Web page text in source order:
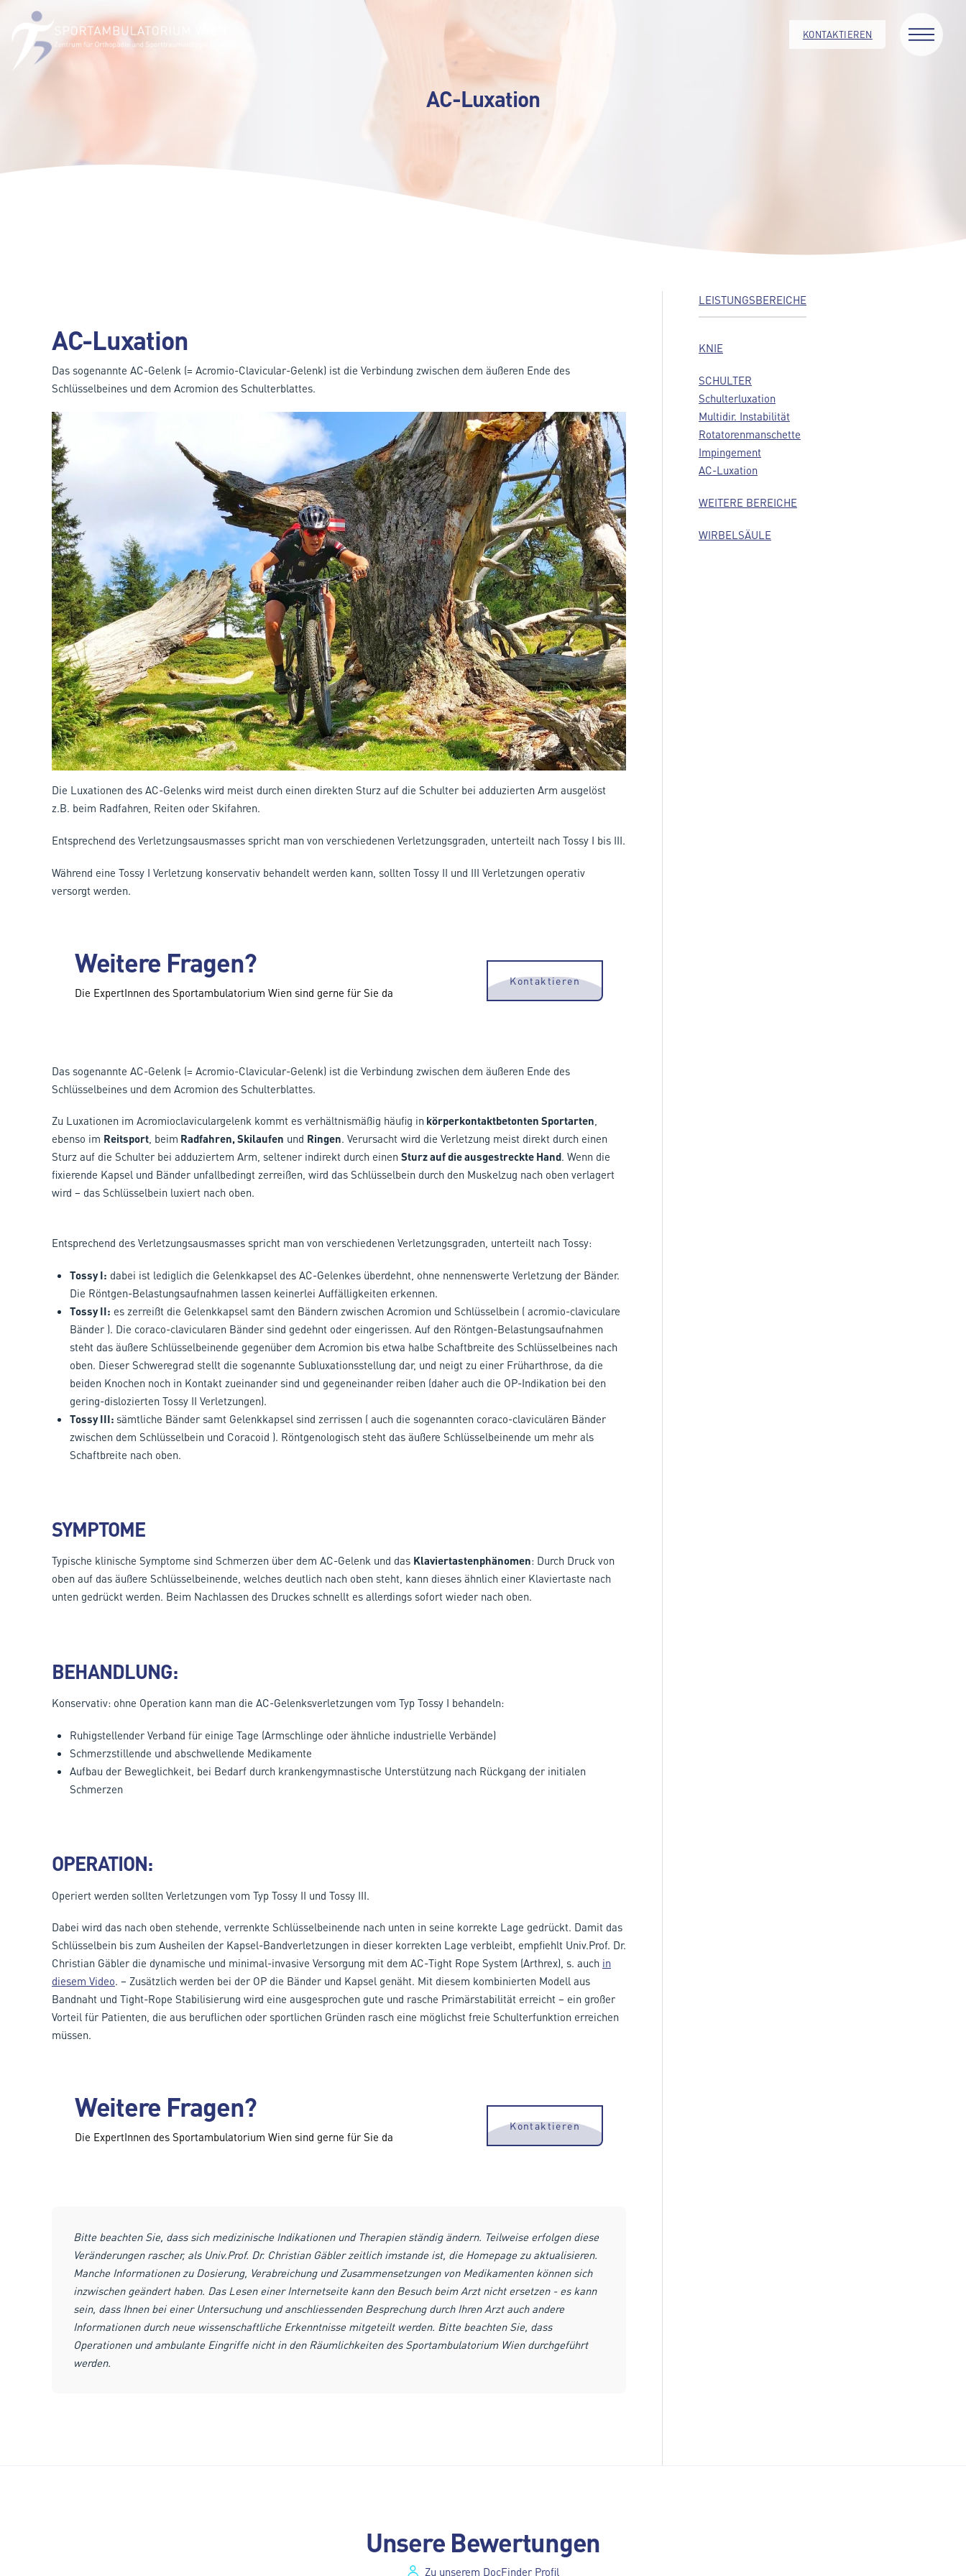
KONTAKTIEREN
AC-Luxation
AC-Luxation
Das sogenannte AC-Gelenk (= Acromio-Clavicular-Gelenk) ist die Verbindung zwischen dem äußeren Ende des
Schlüsselbeines und dem Acromion des Schulterblattes.
Die Luxationen des AC-Gelenks wird meist durch einen direkten Sturz auf die Schulter bei adduzierten Arm ausgelöst
z.B. beim Radfahren, Reiten oder Skifahren.
Entsprechend des Verletzungsausmasses spricht man von verschiedenen Verletzungsgraden, unterteilt nach Tossy I bis III.
Während eine Tossy I Verletzung konservativ behandelt werden kann, sollten Tossy II und III Verletzungen operativ
versorgt werden.
Weitere Fragen?
Die ExpertInnen des Sportambulatorium Wien sind gerne für Sie da
Kontaktieren
Das sogenannte AC-Gelenk (= Acromio-Clavicular-Gelenk) ist die Verbindung zwischen dem äußeren Ende des
Schlüsselbeines und dem Acromion des Schulterblattes.
Zu Luxationen im Acromioclaviculargelenk kommt es verhältnismäßig häufig in körperkontaktbetonten Sportarten,
ebenso im Reitsport, beim Radfahren, Skilaufen und Ringen. Verursacht wird die Verletzung meist direkt durch einen
Sturz auf die Schulter bei adduziertem Arm, seltener indirekt durch einen Sturz auf die ausgestreckte Hand. Wenn die
fixierende Kapsel und Bänder unfallbedingt zerreißen, wird das Schlüsselbein durch den Muskelzug nach oben verlagert
wird – das Schlüsselbein luxiert nach oben.
Entsprechend des Verletzungsausmasses spricht man von verschiedenen Verletzungsgraden, unterteilt nach Tossy:
Tossy I: dabei ist lediglich die Gelenkkapsel des AC-Gelenkes überdehnt, ohne nennenswerte Verletzung der Bänder.
Die Röntgen-Belastungsaufnahmen lassen keinerlei Auffälligkeiten erkennen.
Tossy II: es zerreißt die Gelenkkapsel samt den Bändern zwischen Acromion und Schlüsselbein ( acromio-claviculare
Bänder ). Die coraco-clavicularen Bänder sind gedehnt oder eingerissen. Auf den Röntgen-Belastungsaufnahmen
steht das äußere Schlüsselbeinende gegenüber dem Acromion bis etwa halbe Schaftbreite des Schlüsselbeines nach
oben. Dieser Schweregrad stellt die sogenannte Subluxationsstellung dar, und neigt zu einer Früharthrose, da die
beiden Knochen noch in Kontakt zueinander sind und gegeneinander reiben (daher auch die OP-Indikation bei den
gering-dislozierten Tossy II Verletzungen).
Tossy III: sämtliche Bänder samt Gelenkkapsel sind zerrissen ( auch die sogenannten coraco-claviculären Bänder
zwischen dem Schlüsselbein und Coracoid ). Röntgenologisch steht das äußere Schlüsselbeinende um mehr als
Schaftbreite nach oben.
SYMPTOME
Typische klinische Symptome sind Schmerzen über dem AC-Gelenk und das Klaviertastenphänomen: Durch Druck von
oben auf das äußere Schlüsselbeinende, welches deutlich nach oben steht, kann dieses ähnlich einer Klaviertaste nach
unten gedrückt werden. Beim Nachlassen des Druckes schnellt es allerdings sofort wieder nach oben.
BEHANDLUNG:
Konservativ: ohne Operation kann man die AC-Gelenksverletzungen vom Typ Tossy I behandeln:
Ruhigstellender Verband für einige Tage (Armschlinge oder ähnliche industrielle Verbände)
Schmerzstillende und abschwellende Medikamente
Aufbau der Beweglichkeit, bei Bedarf durch krankengymnastische Unterstützung nach Rückgang der initialen
Schmerzen
OPERATION:
Operiert werden sollten Verletzungen vom Typ Tossy II und Tossy III.
Dabei wird das nach oben stehende, verrenkte Schlüsselbeinende nach unten in seine korrekte Lage gedrückt. Damit das
Schlüsselbein bis zum Ausheilen der Kapsel-Bandverletzungen in dieser korrekten Lage verbleibt, empfiehlt Univ.Prof. Dr.
Christian Gäbler die dynamische und minimal-invasive Versorgung mit dem AC-Tight Rope System (Arthrex), s. auch in
diesem Video. – Zusätzlich werden bei der OP die Bänder und Kapsel genäht. Mit diesem kombinierten Modell aus
Bandnaht und Tight-Rope Stabilisierung wird eine ausgesprochen gute und rasche Primärstabilität erreicht – ein großer
Vorteil für Patienten, die aus beruflichen oder sportlichen Gründen rasch eine möglichst freie Schulterfunktion erreichen
müssen.
Weitere Fragen?
Die ExpertInnen des Sportambulatorium Wien sind gerne für Sie da
Kontaktieren
Bitte beachten Sie, dass sich medizinische Indikationen und Therapien ständig ändern. Teilweise erfolgen diese
Veränderungen rascher, als Univ.Prof. Dr. Christian Gäbler zeitlich imstande ist, die Homepage zu aktualisieren.
Manche Informationen zu Dosierung, Verabreichung und Zusammensetzungen von Medikamenten können sich
inzwischen geändert haben. Das Lesen einer Internetseite kann den Besuch beim Arzt nicht ersetzen - es kann
sein, dass Ihnen bei einer Untersuchung und anschliessenden Besprechung durch Ihren Arzt auch andere
Informationen durch neue wissenschaftliche Erkenntnisse mitgeteilt werden. Bitte beachten Sie, dass
Operationen und ambulante Eingriffe nicht in den Räumlichkeiten des Sportambulatorium Wien durchgeführt
werden.
LEISTUNGSBEREICHE
KNIE
SCHULTER
Schulterluxation
Multidir. Instabilität
Rotatorenmanschette
Impingement
AC-Luxation
WEITERE BEREICHE
WIRBELSÄULE
Unsere Bewertungen
Zu unserem DocFinder Profil